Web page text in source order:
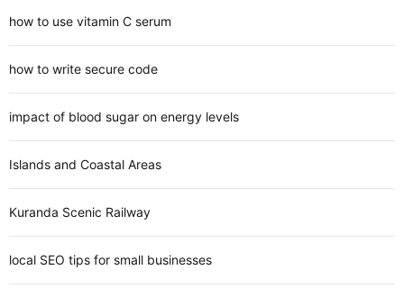
how to use vitamin C serum
how to write secure code
impact of blood sugar on energy levels
Islands and Coastal Areas
Kuranda Scenic Railway
local SEO tips for small businesses